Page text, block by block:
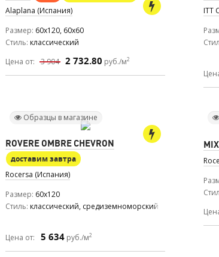
Alaplana (Испания)
Размер 60x120, 60x60
Стиль классический
Цена от:
3 904 2 732.80 руб./м2
ITT
Образцы в магазине
ROVERE OMBRE CHEVRON
доставим завтра
Rocersa (Испания)
Размер 60x120
Стиль классический, средиземноморский, ар деко
Цена от: 5 634 руб./м2